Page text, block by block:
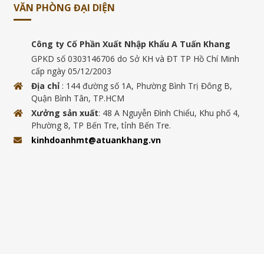
VĂN PHÒNG ĐẠI DIỆN
Công ty Cố Phần Xuất Nhập Khẩu A Tuấn Khang
GPKD số 0303146706 do Sở KH và ĐT TP Hồ Chí Minh
cấp ngày 05/12/2003
Địa chỉ : 144 đường số 1A, Phường Bình Trị Đông B,
Quận Bình Tân, TP.HCM
Xưởng sản xuất: 48 A Nguyễn Đình Chiểu, Khu phố 4,
Phường 8, TP Bến Tre, tỉnh Bến Tre.
kinhdoanhmt@atuankhang.vn